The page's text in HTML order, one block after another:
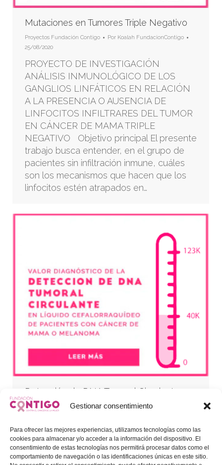
Gestionar consentimiento
Para ofrecer las mejores experiencias, utilizamos tecnologías como las
cookies para almacenar y/o acceder a la información del dispositivo. El
consentimiento de estas tecnologías nos permitirá procesar datos como el
comportamiento de navegación o las identificaciones únicas en este sitio.
Mutaciones en Tumores Triple Negativo
Proyectos Fundación Contigo Por Koalah FundacionContigo
25/08/2020
PROYECTO DE INVESTIGACIÓN
ANÁLISIS INMUNOLÓGICO DE LOS
GANGLIOS LINFÁTICOS EN RELACIÓN
A LA PRESENCIA O AUSENCIA DE
LINFOCITOS INFILTRARES DEL TUMOR
EN CÁNCER DE MAMA TRIPLE
NEGATIVO Objetivo principal El presente
trabajo busca entender, en el grupo de
pacientes sin infiltración inmune, cuáles
son los mecanismos que hacen que los
linfocitos estén atrapados en…
Detección de DNA Tumoral Circulante
Proyectos Fundación Contigo PorKoalah FundacionContigo
PROYECTO DE INVESTIGACIÓN VALOR
DIAGNÓSTICO DE LA DETECCIÓN DE
DNA TUMORAL CIRCULANTE EN